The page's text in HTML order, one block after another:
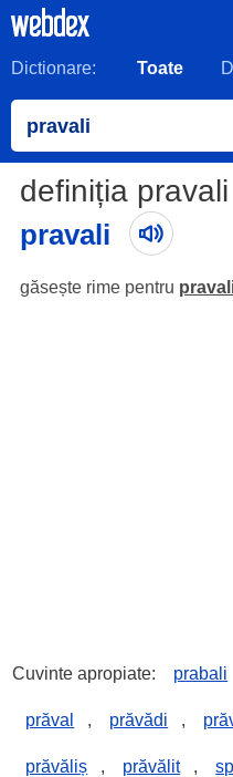
Dictionare: Toate
definiția
pravali
găsește rime pentru
Cuvinte apropiate: prabali
prăval , prăvădi ,
prăvăliș , prăvălit ,